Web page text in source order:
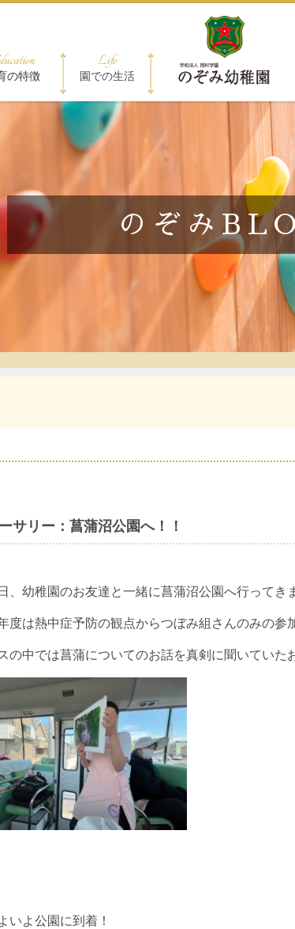
の特徴
Life
園での生活
のぞみ
サリー：菖蒲沼公園へ！！
、幼稚園のお友達と一緒に菖蒲沼公園へ行ってき
度は熱中症予防の観点からつぼみ組さんのみの参
の中では菖蒲についてのお話を真剣に聞いていた
いよ公園に到着！